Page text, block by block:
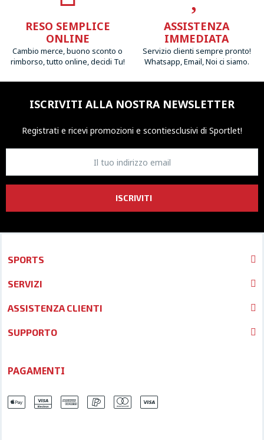
RESO SEMPLICE
ONLINE
Cambio merce, buono sconto o
rimborso, tutto online, decidi Tu!
ASSISTENZA
IMMEDIATA
Servizio clienti sempre pronto!
Whatsapp, Email, Noi ci siamo.
ISCRIVITI ALLA NOSTRA NEWSLETTER
Registrati e ricevi promozioni e scontiesclusivi di Sportlet!
ISCRIVITI
SPORTS
SERVIZI
ASSISTENZA CLIENTI
SUPPORTO
PAGAMENTI